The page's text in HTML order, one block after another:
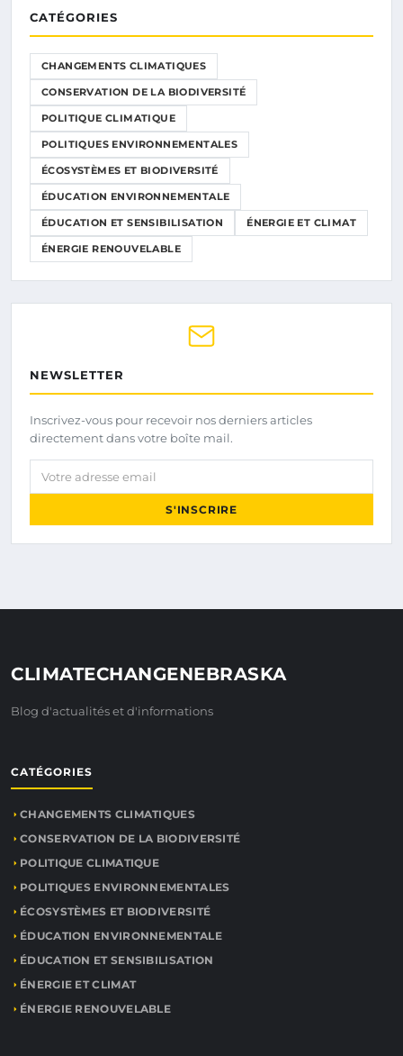
CATÉGORIES
CHANGEMENTS CLIMATIQUES
CONSERVATION DE LA BIODIVERSITÉ
POLITIQUE CLIMATIQUE
POLITIQUES ENVIRONNEMENTALES
ÉCOSYSTÈMES ET BIODIVERSITÉ
ÉDUCATION ENVIRONNEMENTALE
ÉDUCATION ET SENSIBILISATION ÉNERGIE ET CLIMAT
ÉNERGIE RENOUVELABLE
NEWSLETTER
Inscrivez-vous pour recevoir nos derniers articles
directement dans votre boîte mail.
Votre adresse email
S'INSCRIRE
CLIMATECHANGENEBRASKA
Blog d'actualités et d'informations
CATÉGORIES
CHANGEMENTS CLIMATIQUES
CONSERVATION DE LA BIODIVERSITÉ
POLITIQUE CLIMATIQUE
POLITIQUES ENVIRONNEMENTALES
ÉCOSYSTÈMES ET BIODIVERSITÉ
ÉDUCATION ENVIRONNEMENTALE
ÉDUCATION ET SENSIBILISATION
ÉNERGIE ET CLIMAT
ÉNERGIE RENOUVELABLE